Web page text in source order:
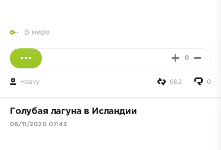
В мире
0
Heavy 0
682
Голубая лагуна в Исландии
06/11/2020 07:43